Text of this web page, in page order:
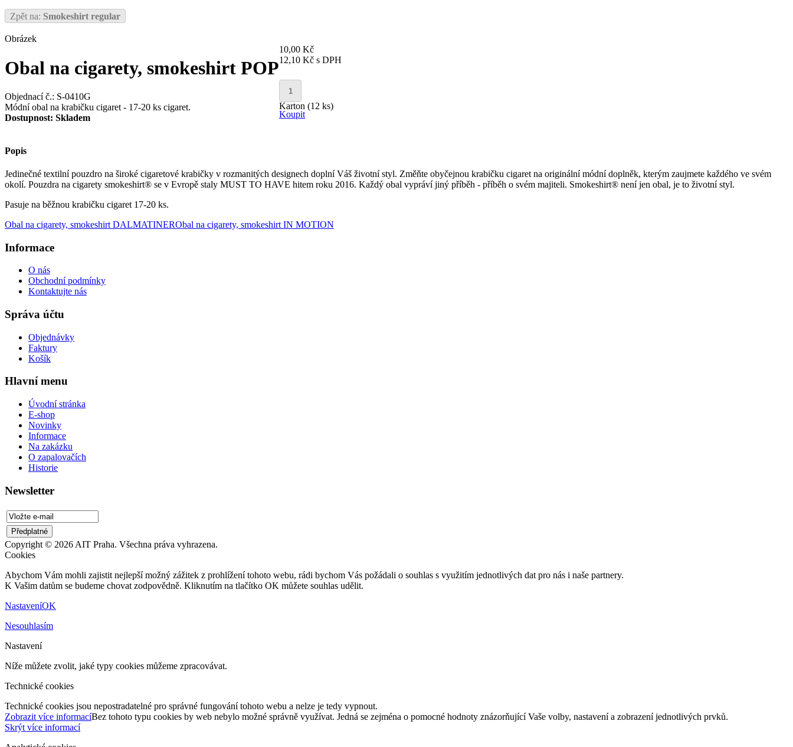
Zpět na: Smokeshirt regular
Obrázek
Obal na cigarety, smokeshirt POP
Objednací č.: S-0410G
Módní obal na krabičku cigaret - 17-20 ks cigaret.
Dostupnost: Skladem
10,00 Kč
12,10 Kč s DPH
Karton (12 ks)
Koupit
Popis
Jedinečné textilní pouzdro na široké cigaretové krabičky v rozmanitých designech doplní Váš životní styl. Změňte obyčejnou krabičku cigaret na originální módní doplněk, kterým zaujmete každého ve svém
okolí. Pouzdra na cigarety smokeshirt® se v Evropě staly MUST TO HAVE hitem roku 2016. Každý obal vypráví jiný příběh - příběh o svém majiteli. Smokeshirt® není jen obal, je to životní styl.
Pasuje na běžnou krabičku cigaret 17-20 ks.
Obal na cigarety, smokeshirt DALMATINERObal na cigarety, smokeshirt IN MOTION
Informace
O nás
Obchodní podmínky
Kontaktujte nás
Správa účtu
Objednávky
Faktury
Košík
Hlavní menu
Úvodní stránka
E-shop
Novinky
Informace
Na zakázku
O zapalovačích
Historie
Newsletter
Copyright © 2026 AIT Praha. Všechna práva vyhrazena.
Cookies
Abychom Vám mohli zajistit nejlepší možný zážitek z prohlížení tohoto webu, rádi bychom Vás požádali o souhlas s využitím jednotlivých dat pro nás i naše partnery.
K Vašim datům se budeme chovat zodpovědně. Kliknutím na tlačítko OK můžete souhlas udělit.
NastaveníOK
Nesouhlasím
Nastavení
Níže můžete zvolit, jaké typy cookies můžeme zpracovávat.
Technické cookies
Technické cookies jsou nepostradatelné pro správné fungování tohoto webu a nelze je tedy vypnout.
Zobrazit více informacíBez tohoto typu cookies by web nebylo možné správně využívat. Jedná se zejména o pomocné hodnoty znázorňující Vaše volby, nastavení a zobrazení jednotlivých prvků.
Skrýt více informací